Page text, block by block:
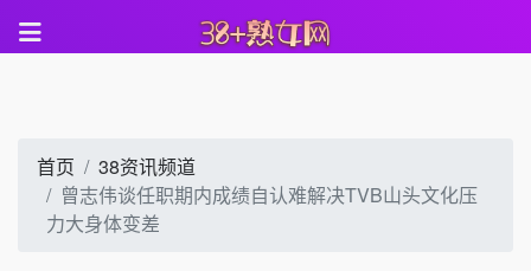
首页
38资讯频道
曾志伟谈任职期内成绩自认难解决TVB山头文化压
力大身体变差